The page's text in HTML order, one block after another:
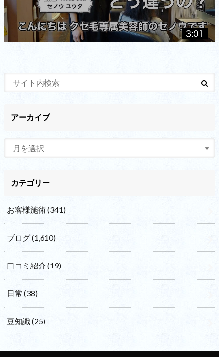
アーカイブ
カテゴリー
お客様施術(341)
ブログ(1,610)
口コミ紹介 (19)
日常 (38)
豆知識(25)